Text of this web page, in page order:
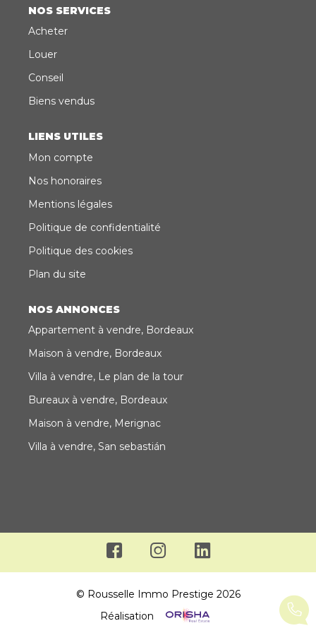
NOS SERVICES
Acheter
Louer
Conseil
Biens vendus
LIENS UTILES
Mon compte
Nos honoraires
Mentions légales
Politique de confidentialité
Politique des cookies
Plan du site
NOS ANNONCES
Appartement à vendre, Bordeaux
Maison à vendre, Bordeaux
Villa à vendre, Le plan de la tour
Bureaux à vendre, Bordeaux
Maison à vendre, Merignac
Villa à vendre, San sebastián
© Rousselle Immo Prestige 2026
Réalisation